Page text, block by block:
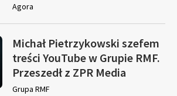
Agora
Michał Pietrzykowski szefem
treści YouTube w Grupie RMF.
Przeszedł z ZPR Media
Grupa RMF